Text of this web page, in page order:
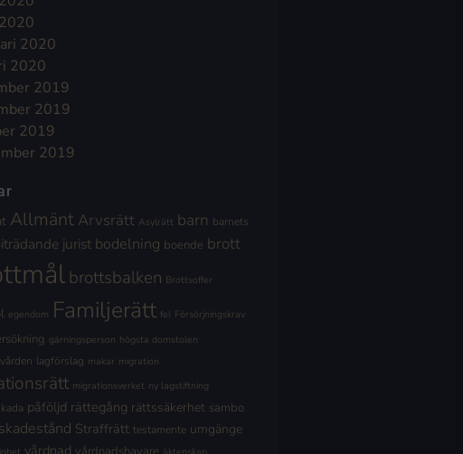
2020
2020
2019
2019
2019
2019
Allmänt Arvsrätt Asylrätt barn barnets
jurist bodelning boende brott
brottsbalken Brottsoffer
egendom Familjerätt fel Försörjningskrav
gärningsperson högsta domstolen
lagförslag makar migration
migrationsverket ny lagstiftning
påföljd rättegång rättssäkerhet sambo
skadestånd Straffrätt testamente umgänge
vårdnad